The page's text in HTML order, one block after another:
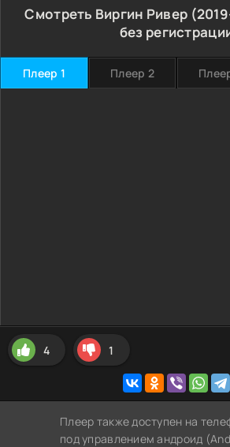
Смотреть Виргин Ривер
без
Плеер 1 Плеер 2
4 1
Плеер также доступен на
под управлением андроид